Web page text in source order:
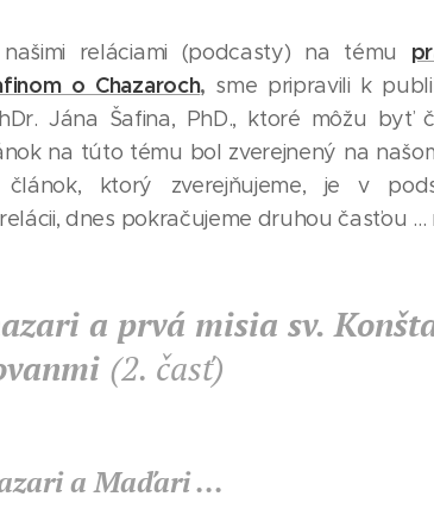
reláciami (podcasty) na tému
o Chazaroch, sme pripravili k
Jána Šafina, PhD., ktoré môžu byť
na túto tému bol zverejnený na
ktorý zverejňujeme, je v
dnes pokračujeme druhou časťou ...
a prvá misia sv.
(2. časť)
a Maďari ...